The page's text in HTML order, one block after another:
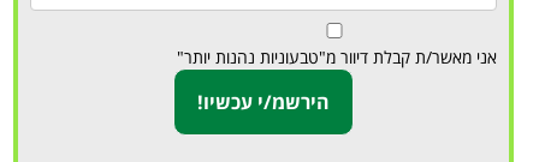
אני מאשר/ת קבלת דיוור מ"טבעוניות נהנות יותר"